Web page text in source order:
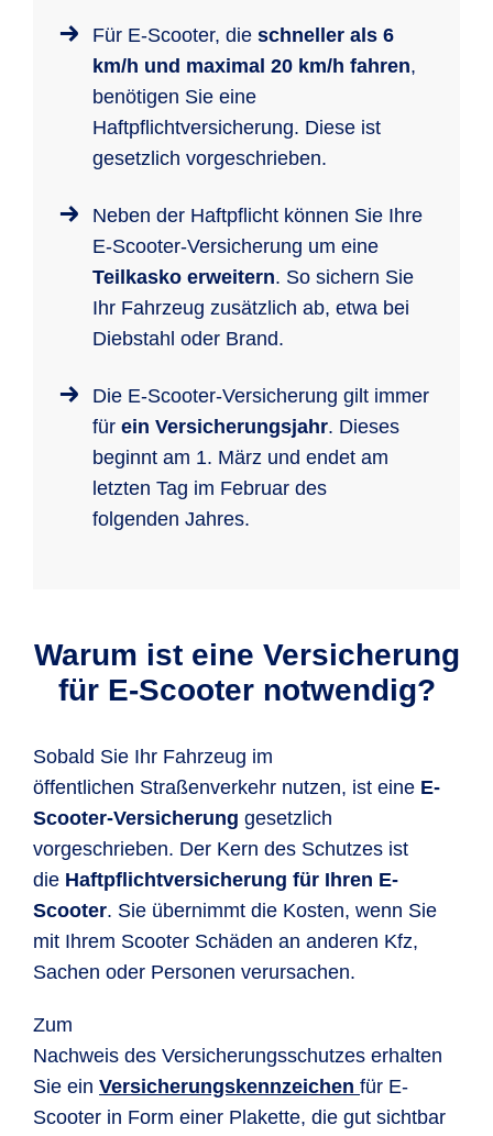
Für E-Scooter, die schneller als 6
km/h und maximal 20 km/h fahren,
benötigen Sie eine
Haftpflichtversicherung. Diese ist
gesetzlich vorgeschrieben.
Neben der Haftpflicht können Sie Ihre
E-Scooter-Versicherung um eine
Teilkasko erweitern. So sichern Sie
Ihr Fahrzeug zusätzlich ab, etwa bei
Diebstahl oder Brand.
Die E-Scooter-Versicherung gilt immer
für ein Versicherungsjahr. Dieses
beginnt am 1. März und endet am
letzten Tag im Februar des
folgenden Jahres.
Warum ist eine Versicherung
für E-Scooter notwendig?
Sobald Sie Ihr Fahrzeug im
öffentlichen Straßenverkehr nutzen, ist eine E-
Scooter-Versicherung gesetzlich
vorgeschrieben. Der Kern des Schutzes ist
die Haftpflichtversicherung für Ihren E-
Scooter. Sie übernimmt die Kosten, wenn Sie
mit Ihrem Scooter Schäden an anderen Kfz,
Sachen oder Personen verursachen.
Zum
Nachweis des Versicherungsschutzes erhalten
Sie ein Versicherungskennzeichen für E-
Scooter in Form einer Plakette, die gut sichtbar